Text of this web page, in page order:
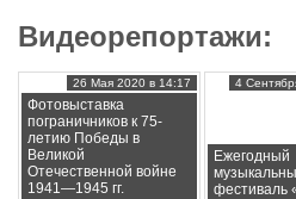
Видеорепортажи:
Фотовыставка
пограничников к 75-
летию Победы в
Великой
Отечественной войне
1941—1945 гг.
26 Мая 2020 в 14:17
Ежегодный
фестиваль
4